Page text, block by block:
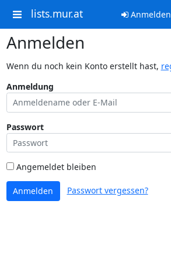
lists.mur.at Anmelden
Anmelden
Wenn du noch kein Konto erstellt hast,
Anmeldung
Passwort
Angemeldet bleiben
Anmelden Passwort vergessen?